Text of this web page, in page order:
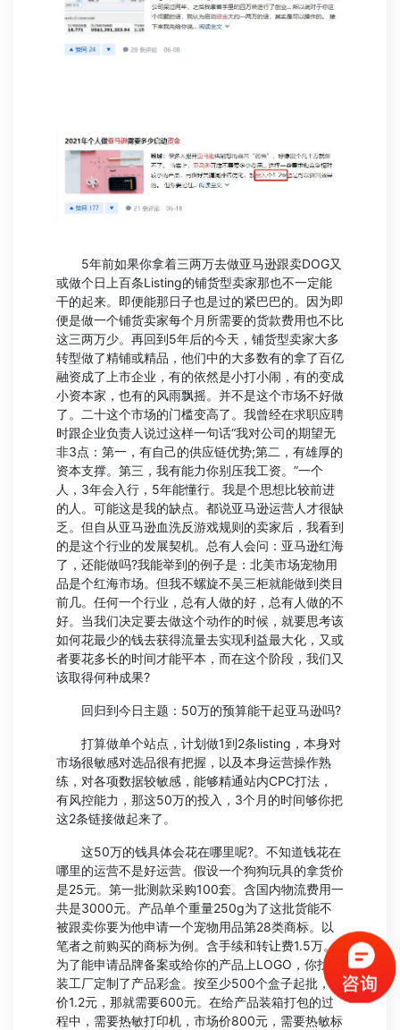
5年前如果你拿着三两万去做亚马逊跟卖DOG又
或做个日上百条Listing的铺货型卖家那也不一定能
干的起来。即便能那日子也是过的紧巴巴的。因为即
便是做一个铺货卖家每个月所需要的货款费用也不比
这三两万少。再回到5年后的今天，铺货型卖家大多
转型做了精铺或精品，他们中的大多数有的拿了百亿
融资成了上市企业，有的依然是小打小闹，有的变成
小资本家，也有的风雨飘摇。并不是这个市场不好做
了。二十这个市场的门槛变高了。我曾经在求职应聘
时跟企业负责人说过这样一句话“我对公司的期望无
非3点：第一，有自己的供应链优势;第二，有雄厚的
资本支撑。第三，我有能力你别压我工资。”一个
人，3年会入行，5年能懂行。我是个思想比较前进
的人。可能这是我的缺点。都说亚马逊运营人才很缺
乏。但自从亚马逊血洗反游戏规则的卖家后，我看到
的是这个行业的发展契机。总有人会问：亚马逊红海
了，还能做吗?我能举到的例子是：北美市场宠物用
品是个红海市场。但我不螺旋不吴三柜就能做到类目
前几。任何一个行业，总有人做的好，总有人做的不
好。当我们决定要去做这个动作的时候，就要思考该
如何花最少的钱去获得流量去实现利益最大化，又或
者要花多长的时间才能平本，而在这个阶段，我们又
该取得何种成果?
回归到今日主题：50万的预算能干起亚马逊吗?
打算做单个站点，计划做1到2条listing，本身对
市场很敏感对选品很有把握，以及本身运营操作熟
练，对各项数据较敏感，能够精通站内CPC打法，
有风控能力，那这50万的投入，3个月的时间够你把
这2条链接做起来了。
这50万的钱具体会花在哪里呢?。不知道钱花在
哪里的运营不是好运营。假设一个狗狗玩具的拿货价
是25元。第一批测款采购100套。含国内物流费用一
共是3000元。产品单个重量250g为了这批货能不
被跟卖你要为他申请一个宠物用品第28类商标。以
笔者之前购买的商标为例。含手续和转让费1.5万。
为了能申请品牌备案或给你的产品上LOGO，你找包
装工厂定制了产品彩盒。按至少500个盒子起批，单
价1.2元，那就需要600元。在给产品装箱打包的过
程中，需要热敏打印机，市场价800元，需要热敏标